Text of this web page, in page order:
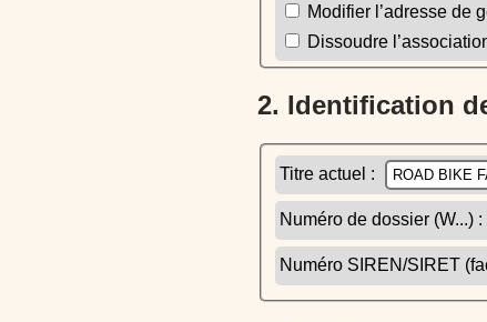
Modifier l’adresse de
Dissoudre
2. Identification
Titre actuel :
Numéro de dossier (W...) :
Numéro SIREN/SIRET